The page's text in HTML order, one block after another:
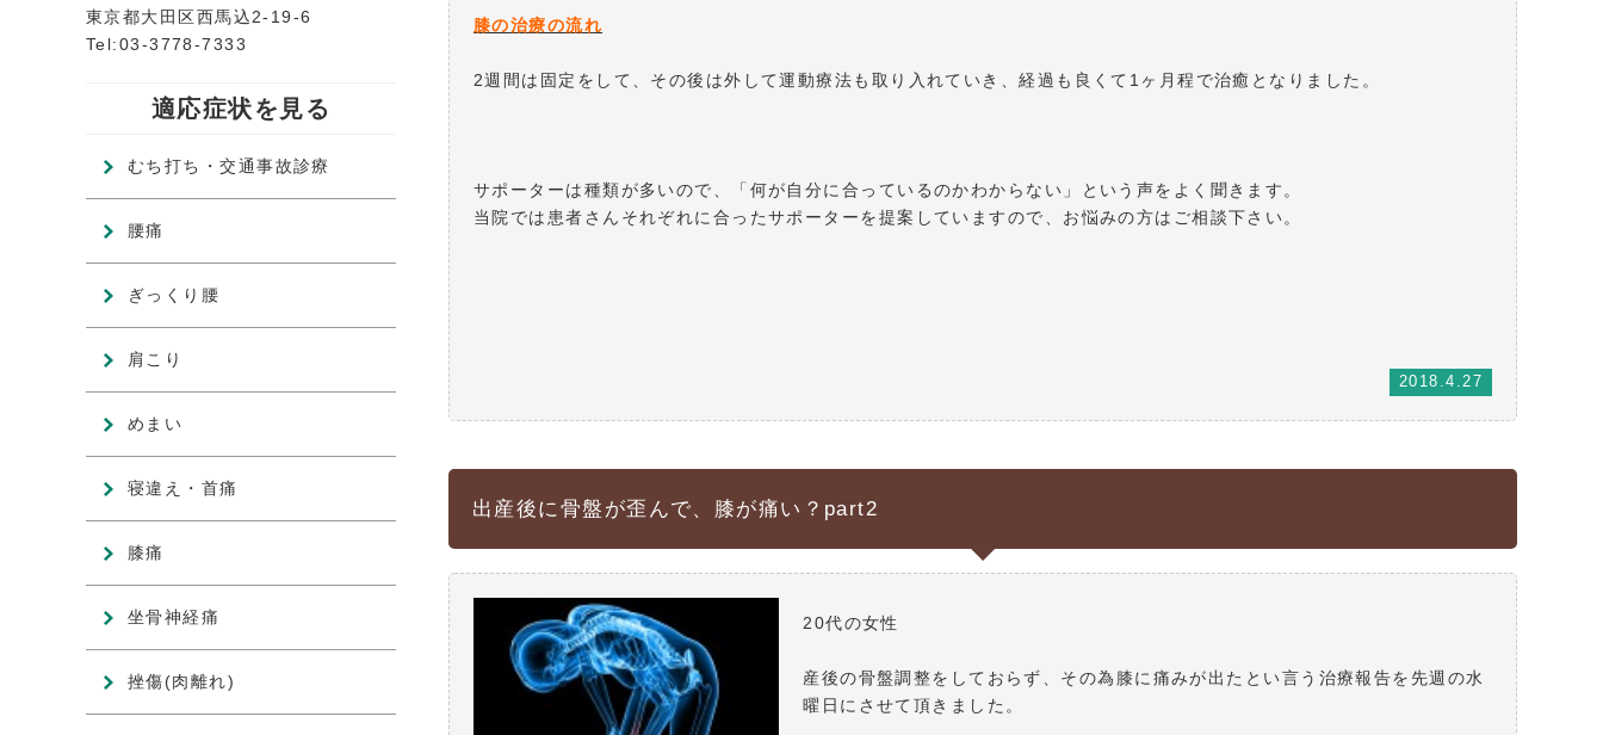
膝の治療の流れ
2週間は固定をして、その後は外して運動療法も取り入れていき、経過も良くて1ヶ月程で治癒となりました。
サポーターは種類が多いので、「何が自分に合っているのかわからない」という声をよく聞きます。
当院では患者さんそれぞれに合ったサポーターを提案していますので、お悩みの方はご相談下さい。
2018.4.27
出産後に骨盤が歪んで、膝が痛い？part2
20代の女性
産後の骨盤調整をしておらず、その為膝に痛みが出たとい言う治療報告を先週の水
曜日にさせて頂きました。
東京都大田区西馬込2-19-6
Tel:03-3778-7333
適応症状を見る
むち打ち・交通事故診療
腰痛
ぎっくり腰
肩こり
めまい
寝違え・首痛
膝痛
坐骨神経痛
挫傷(肉離れ)